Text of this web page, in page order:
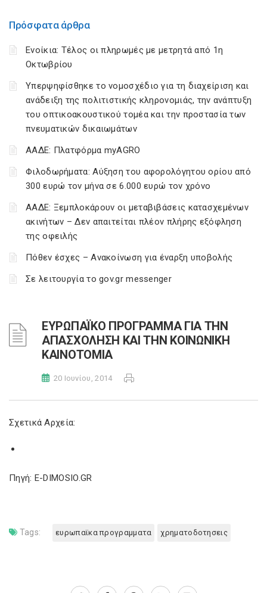
Πρόσφατα άρθρα
Ενοίκια: Τέλος οι πληρωμές με μετρητά από 1η
Οκτωβρίου
Υπερψηφίσθηκε το νομοσχέδιο για τη διαχείριση και
ανάδειξη της πολιτιστικής κληρονομιάς, την ανάπτυξη
του οπτικοακουστικού τομέα και την προστασία των
πνευματικών δικαιωμάτων
ΑΑΔΕ: Πλατφόρμα myAGRO
Φιλοδωρήματα: Αύξηση του αφορολόγητου ορίου από
300 ευρώ τον μήνα σε 6.000 ευρώ τον χρόνο
ΑΑΔΕ: Ξεμπλοκάρουν οι μεταβιβάσεις κατασχεμένων
ακινήτων – Δεν απαιτείται πλέον πλήρης εξόφληση
της οφειλής
Πόθεν έσχες – Ανακοίνωση για έναρξη υποβολής
Σε λειτουργία το gov.gr messenger
ΕΥΡΩΠΑΪΚΟ ΠΡΟΓΡΑΜΜΑ ΓΙΑ ΤΗΝ
ΑΠΑΣΧΟΛΗΣΗ ΚΑΙ ΤΗΝ ΚΟΙΝΩΝΙΚΗ
ΚΑΙΝΟΤΟΜΙΑ
20 Ιουνίου, 2014
Σχετικά Αρχεία:
Πηγή: E-DIMOSIO.GR
Tags: ευρωπαϊκα προγραμματα χρηματοδοτησεις